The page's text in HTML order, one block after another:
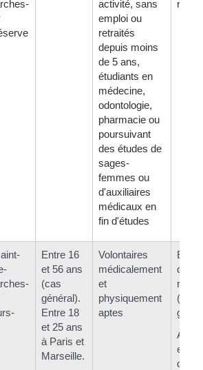
activité, sans
emploi ou
retraités
depuis moins
de 5 ans,
étudiants en
médecine,
odontologie,
pharmacie ou
poursuivant
des études de
sages-
femmes ou
d'auxiliaires
médicaux en
fin d'études
Entre 16
et 56 ans
(cas
général).
Entre 18
et 25 ans
à Paris et
Marseille.
Volontaires
médicalement
et
physiquement
aptes
de 5
(cas
À
de